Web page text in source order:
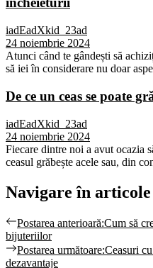
iadEadXkid_23ad
24 noiembrie 2024
Atunci când te gândești să
să iei în considerare nu doar
De ce un ceas se poate
iadEadXkid_23ad
24 noiembrie 2024
Fiecare dintre noi a avut ocazia
ceasul grăbește acele sau, din
Navigare în articole
Postarea anterioară:Cum să
bijuteriilor
Postarea următoare:Ceasuri
dezavantaje